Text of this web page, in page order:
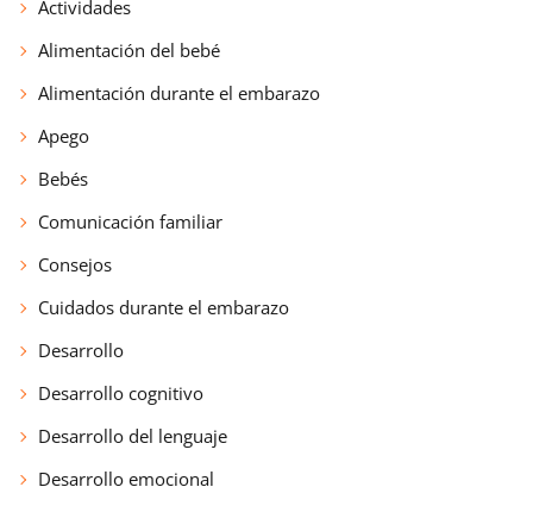
Actividades
Alimentación del bebé
Alimentación durante el embarazo
Apego
Bebés
Comunicación familiar
Consejos
Cuidados durante el embarazo
Desarrollo
Desarrollo cognitivo
Desarrollo del lenguaje
Desarrollo emocional